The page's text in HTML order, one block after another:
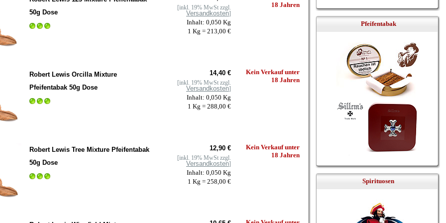
50g Dose
[inkl. 19% MwSt zzgl.
Versandkosten]
Inhalt: 0,050 Kg
1 Kg = 213,00 €
18 Jahren
Robert Lewis Orcilla Mixture
Pfeifentabak 50g Dose
14,40 €
[inkl. 19% MwSt zzgl.
Versandkosten]
Inhalt: 0,050 Kg
1 Kg = 288,00 €
Kein Verkauf unter
18 Jahren
Robert Lewis Tree Mixture Pfeifentabak
50g Dose
12,90 €
[inkl. 19% MwSt zzgl.
Versandkosten]
Inhalt: 0,050 Kg
1 Kg = 258,00 €
Kein Verkauf unter
18 Jahren
Pfeifentabak
Spirituosen